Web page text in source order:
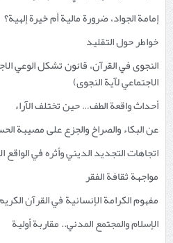
إمامة الجواد، ضرورة مالية أم خيرة إلهية؟
خواطر حول التقليد
النجوى في القرآن، قانون تشكل الوعي
الاجتماعي لآية النجوى)
أحداث واقعة الطف… حين تختلف الآراء
عن البكاء والصراخ والجزع على مصيبة
اتجاهات التجديد الديني وأثره في الواقع
مواجهة ثقافة الفقر
مفهوم الكرامة الإنسانية في القرآن
الإسلام والمجتمع المدني.. مقاربة أولية